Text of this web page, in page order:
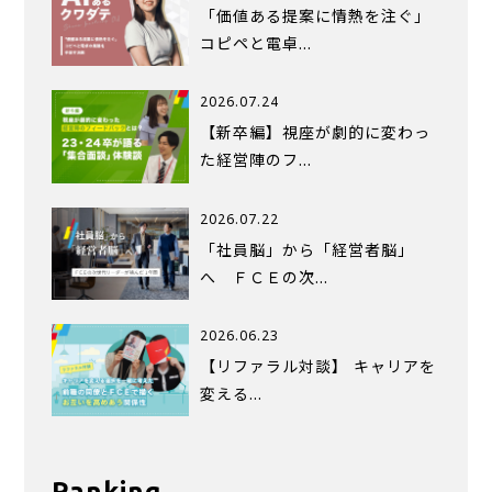
「価値ある提案に情熱を注ぐ」
コピペと電卓…
2026.07.24
【新卒編】視座が劇的に変わっ
た経営陣のフ…
2026.07.22
「社員脳」から「経営者脳」
へ ＦＣＥの次…
2026.06.23
【リファラル対談】 キャリアを
変える…